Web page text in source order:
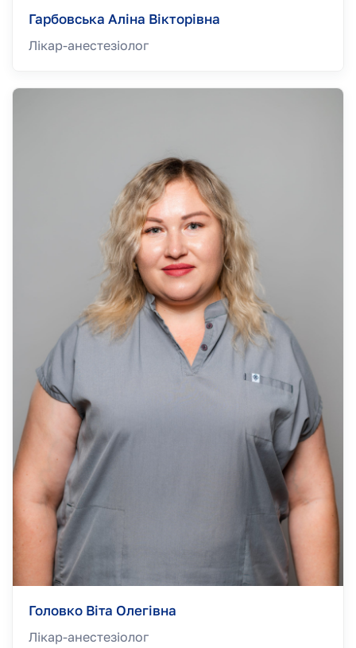
Гарбовська Аліна Вікторівна
Лікар-анестезiолог
Головко Віта Олегівна
Лікар-анестезiолог